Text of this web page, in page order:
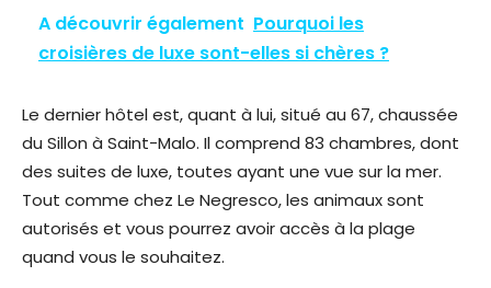
A découvrir également Pourquoi les
croisières de luxe sont-elles si chères ?
Le dernier hôtel est, quant à lui, situé au 67, chaussée
du Sillon à Saint-Malo. Il comprend 83 chambres, dont
des suites de luxe, toutes ayant une vue sur la mer.
Tout comme chez Le Negresco, les animaux sont
autorisés et vous pourrez avoir accès à la plage
quand vous le souhaitez.